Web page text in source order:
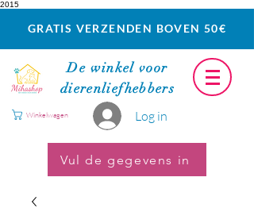
2015
GRATIS VERZENDEN BOVEN 50€
De winkel voor
dierenliefhebbers
Log in
Winkelwagen
Vul de gegevens in